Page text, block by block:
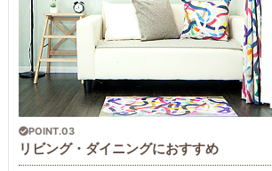
POINT.03
リビング・ダイニングにおすすめ